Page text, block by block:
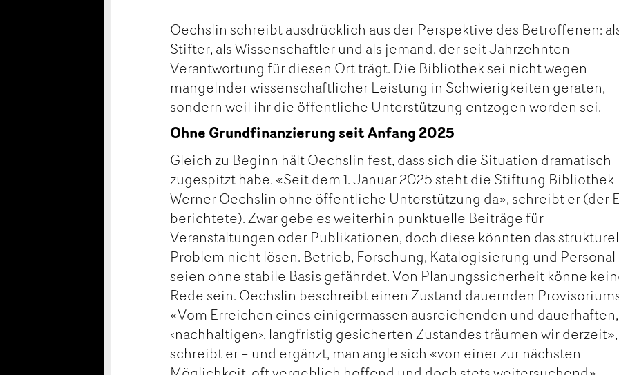
Oechslin schreibt ausdrücklich aus der Perspektive des Betroffenen:
Stifter, als Wissenschaftler und als jemand, der seit Jahrzehnten
Verantwortung für diesen Ort trägt. Die Bibliothek sei nicht wegen
mangelnder wissenschaftlicher Leistung in Schwierigkeiten geraten,
sondern weil ihr die öffentliche Unterstützung entzogen worden sei.
Ohne Grundfinanzierung seit Anfang 2025
Gleich zu Beginn hält Oechslin fest, dass sich die Situation dramatisch
zugespitzt habe. «Seit dem 1. Januar 2025 steht die Stiftung Bibliothek
Werner Oechslin ohne öffentliche Unterstützung da», schreibt er (der
berichtete). Zwar gebe es weiterhin punktuelle Beiträge für
Veranstaltungen oder Publikationen, doch diese könnten das
Problem nicht lösen. Betrieb, Forschung, Katalogisierung und Personal
seien ohne stabile Basis gefährdet. Von Planungssicherheit könne
Rede sein. Oechslin beschreibt einen Zustand dauernden
«Vom Erreichen eines einigermassen ausreichenden und dauerhaften,
‹nachhaltigen›, langfristig gesicherten Zustandes träumen wir derzeit»,
schreibt er – und ergänzt, man angle sich «von einer zur nächsten